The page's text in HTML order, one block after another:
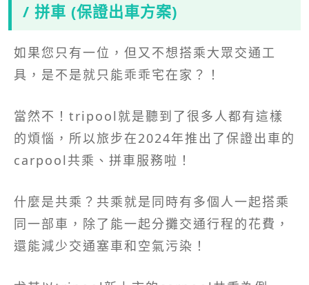
/ 拼車 (保證出車方案)
如果您只有一位，但又不想搭乘大眾交通工
具，是不是就只能乖乖宅在家？！
當然不！tripool就是聽到了很多人都有這樣
的煩惱，所以旅步在2024年推出了保證出車的
carpool共乘、拼車服務啦！
什麼是共乘？共乘就是同時有多個人一起搭乘
同一部車，除了能一起分攤交通行程的花費，
還能減少交通塞車和空氣污染！